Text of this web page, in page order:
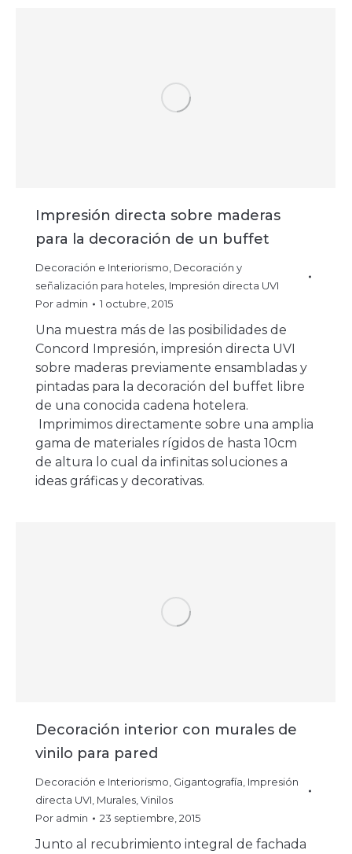
Impresión directa sobre maderas
para la decoración de un buffet
Decoración e Interiorismo, Decoración y
señalización para hoteles, Impresión directa UVI
Por admin 1 octubre, 2015
Una muestra más de las posibilidades de
Concord Impresión, impresión directa UVI
sobre maderas previamente ensambladas y
pintadas para la decoración del buffet libre
de una conocida cadena hotelera.
Imprimimos directamente sobre una amplia
gama de materiales rígidos de hasta 10cm
de altura lo cual da infinitas soluciones a
ideas gráficas y decorativas.
Decoración interior con murales de
vinilo para pared
Decoración e Interiorismo, Gigantografía, Impresión
directa UVI, Murales,Vinilos
Por admin 23 septiembre, 2015
Junto al recubrimiento integral de fachada